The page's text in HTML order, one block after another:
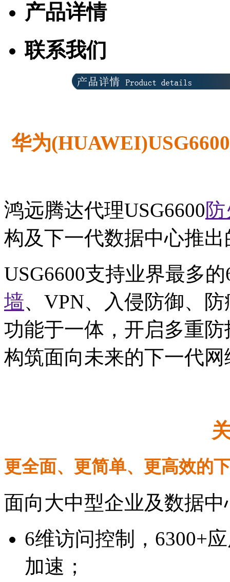
产品详情
联系我们
华为
鸿远腾达代理USG6600
构及下一代数据中心推
USG6600支持业界最多
墙、VPN、入侵防御、
功能于一体，开启多重
构筑面向未来的下一代
更全面、更简单、更高效的
面向大中型企业及数据中
6维访问控制，6300+
加速；